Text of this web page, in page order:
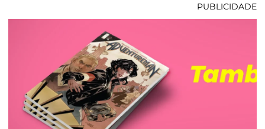
PUBLICIDADE